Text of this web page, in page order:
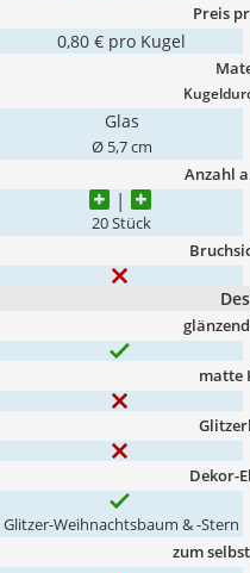
Preis
0,80 € pro Kugel
Glas
Ø 5,7 cm
Anzahl
20 Stück
matte
Dekor-
Glitzer-Weihnachtsbaum & -Stern
zum